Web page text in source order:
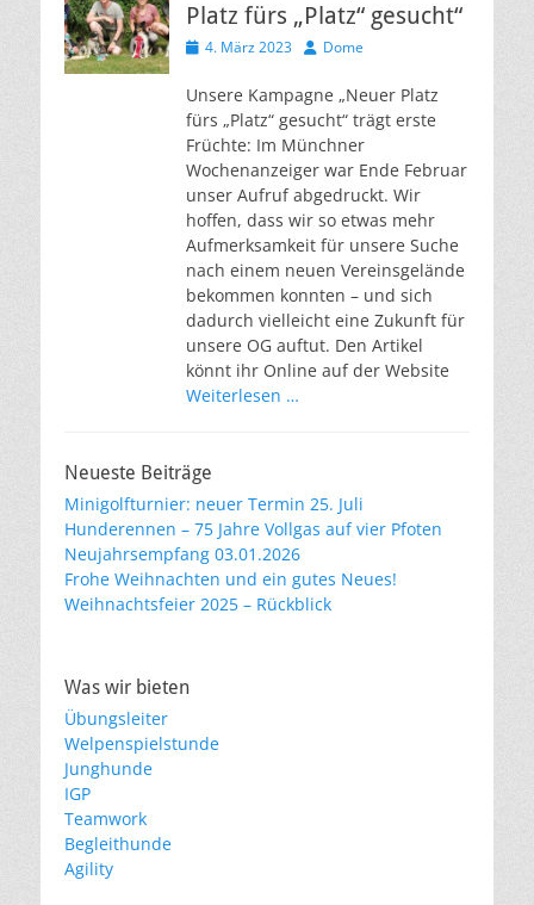
Platz fürs „Platz“ gesucht“
Veröffentlicht
4. März 2023 AutorDome
Unsere Kampagne „Neuer Platz
fürs „Platz“ gesucht“ trägt erste
Früchte: Im Münchner
Wochenanzeiger war Ende Februar
unser Aufruf abgedruckt. Wir
hoffen, dass wir so etwas mehr
Aufmerksamkeit für unsere Suche
nach einem neuen Vereinsgelände
bekommen konnten – und sich
dadurch vielleicht eine Zukunft für
unsere OG auftut. Den Artikel
könnt ihr Online auf der Website
Weiterlesen …
Neueste Beiträge
Minigolfturnier: neuer Termin 25. Juli
Hunderennen – 75 Jahre Vollgas auf vier Pfoten
Neujahrsempfang 03.01.2026
Frohe Weihnachten und ein gutes Neues!
Weihnachtsfeier 2025 – Rückblick
Was wir bieten
Übungsleiter
Welpenspielstunde
Junghunde
IGP
Teamwork
Begleithunde
Agility